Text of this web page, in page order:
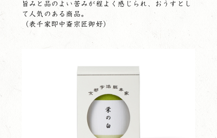
旨みと品のよい苦みが程よく感じられ、おうすとし
て人気のある商品。
（表千家即中斎宗匠御好）